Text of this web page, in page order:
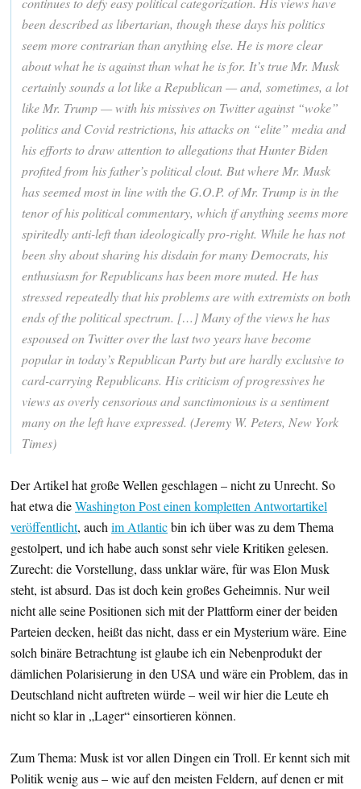
been described as libertarian, though these days his politics
seem more contrarian than anything else. He is more clear
about what he is against than what he is for. It’s true Mr. Musk
certainly sounds a lot like a Republican — and, sometimes, a lot
like Mr. Trump — with his missives on Twitter against “woke”
politics and Covid restrictions, his attacks on “elite” media and
his efforts to draw attention to allegations that Hunter Biden
profited from his father’s political clout. But where Mr. Musk
has seemed most in line with the G.O.P. of Mr. Trump is in the
tenor of his political commentary, which if anything seems more
spiritedly anti-left than ideologically pro-right. While he has not
been shy about sharing his disdain for many Democrats, his
enthusiasm for Republicans has been more muted. He has
stressed repeatedly that his problems are with extremists on both
ends of the political spectrum. […] Many of the views he has
espoused on Twitter over the last two years have become
popular in today’s Republican Party but are hardly exclusive to
card-carrying Republicans. His criticism of progressives he
views as overly censorious and sanctimonious is a sentiment
many on the left have expressed. (Jeremy W. Peters, New York
Times)
Der Artikel hat große Wellen geschlagen – nicht zu Unrecht. So
hat etwa dieWashington Post einen kompletten Antwortartikel
veröffentlicht, auch im Atlanticbin ich über was zu dem Thema
gestolpert, und ich habe auch sonst sehr viele Kritiken gelesen.
Zurecht: die Vorstellung, dass unklar wäre, für was Elon Musk
steht, ist absurd. Das ist doch kein großes Geheimnis. Nur weil
nicht alle seine Positionen sich mit der Plattform einer der beiden
Parteien decken, heißt das nicht, dass er ein Mysterium wäre. Eine
solch binäre Betrachtung ist glaube ich ein Nebenprodukt der
dämlichen Polarisierung in den USA und wäre ein Problem, das in
Deutschland nicht auftreten würde – weil wir hier die Leute eh
nicht so klar in „Lager“ einsortieren können.
Zum Thema: Musk ist vor allen Dingen ein Troll. Er kennt sich mit
Politik wenig aus – wie auf den meisten Feldern, auf denen er mit